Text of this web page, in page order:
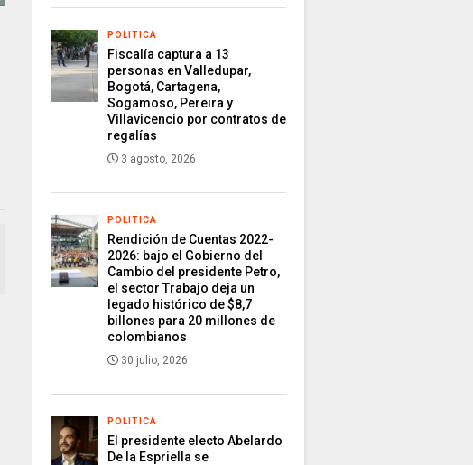
POLITICA
Fiscalía captura a 13
personas en Valledupar,
Bogotá, Cartagena,
Sogamoso, Pereira y
Villavicencio por contratos de
regalías
3 agosto, 2026
POLITICA
Rendición de Cuentas 2022-
2026: bajo el Gobierno del
Cambio del presidente Petro,
el sector Trabajo deja un
legado histórico de $8,7
billones para 20 millones de
colombianos
30 julio, 2026
POLITICA
El presidente electo Abelardo
De la Espriella se